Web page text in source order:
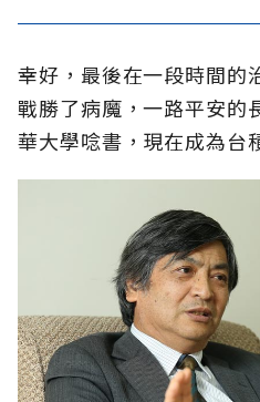
幸好，最後在一段時間的
戰勝了病魔，一路平安的
華大學唸書，現在成為台